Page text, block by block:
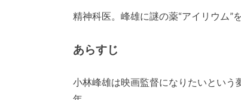
精神科医。峰雄に謎の薬“アイリウム”
あらすじ
小林峰雄は映画監督になりたいとい